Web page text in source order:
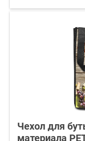
Чехол для
материала